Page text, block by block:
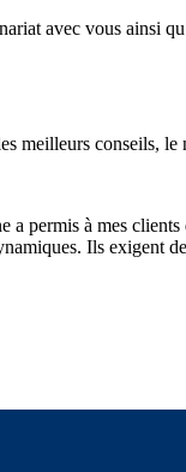
avec vous ainsi
meilleurs conseils,
permis à mes
Ils exigent